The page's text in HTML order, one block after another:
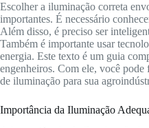
Escolher a iluminação correta
importantes. É necessário
Além disso, é preciso ser
Também é importante usar
energia. Este texto é um guia
engenheiros. Com ele, você pode
de iluminação para sua
Importância da Iluminação